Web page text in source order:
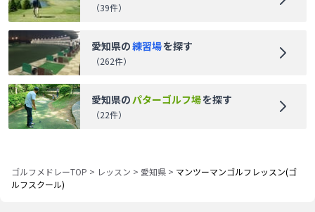
（39件）
愛知県の練習場を探す
（262件）
愛知県のパターゴルフ場を探す
（22件）
ゴルフメドレーTOP > レッスン > 愛知県 > マンツーマンゴルフレッスン(ゴ
ルフスクール)